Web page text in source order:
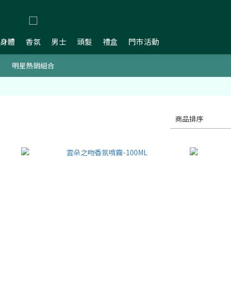
身體 香氛 男士 頭髮 禮盒 門市活動
新會員贈$200購物金
新會員贈$200購物金
商品排序